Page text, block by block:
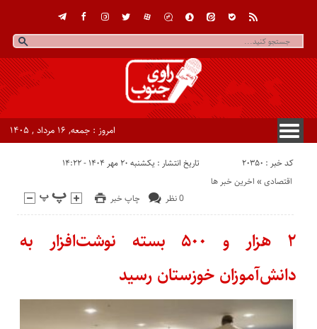
امروز : جمعه, ۱۶ مرداد , ۱۴۰۵
کد خبر : 20350 تاریخ انتشار : یکشنبه ۲۰ مهر ۱۴۰۴ - ۱۴:۲۲
چاپ خبر 0 نظر
اخرین خبر ها « اقتصادی
۲ هزار و ۵۰۰ بسته نوشت‌افزار به
دانش‌آموزان خوزستان رسید